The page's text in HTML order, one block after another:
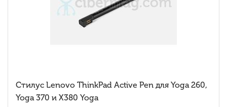
Стилус Lenovo ThinkPad Active Pen для Yoga 260,
Yoga 370 и X380 Yoga